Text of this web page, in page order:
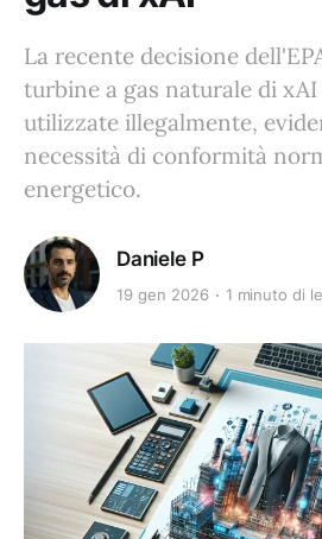
La recente decisione
turbine a gas naturale di
utilizzate illegalmente,
necessità di conformità
energetico.
Daniele P
19 gen 2026 1 minuto di